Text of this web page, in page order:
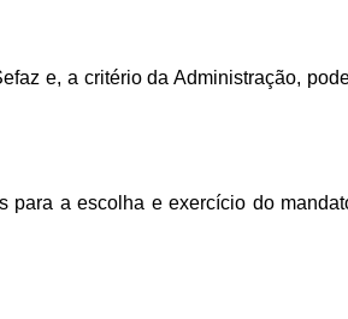
e, a critério da Administração,
a escolha e exercício do